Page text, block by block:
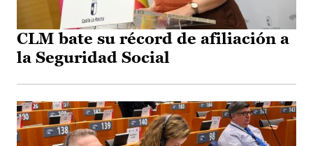
CLM bate su récord de afiliación a
la Seguridad Social